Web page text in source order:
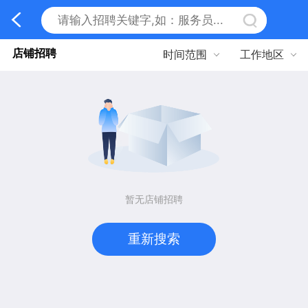
店铺招聘 工作地区
时间范围
暂无店铺招聘
重新搜索